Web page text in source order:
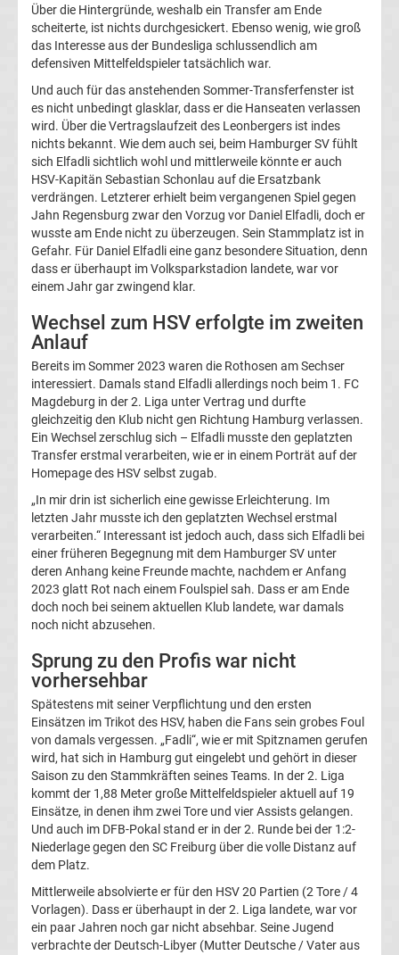
Bielefeld
Bayer
Leverkusen
Transfergerüchte
Bayern
München
Transfergerüchte
Borussia
Dortmund
Transfergerüchte
Borussia
Mönchengladbach
Transfergerüchte
FC
Transfergerüchte
Dynamo
Dresden
Transfergerüchte
Eintracht
Braunschweig
Über die Hintergründe, weshalb ein Transfer am Ende
scheiterte, ist nichts durchgesickert. Ebenso wenig, wie groß
das Interesse aus der Bundesliga schlussendlich am
defensiven Mittelfeldspieler tatsächlich war.
Und auch für das anstehenden Sommer-Transferfenster ist
es nicht unbedingt glasklar, dass er die Hanseaten verlassen
wird. Über die Vertragslaufzeit des Leonbergers ist indes
nichts bekannt. Wie dem auch sei, beim Hamburger SV fühlt
sich Elfadli sichtlich wohl und mittlerweile könnte er auch
HSV-Kapitän Sebastian Schonlau auf die Ersatzbank
verdrängen. Letzterer erhielt beim vergangenen Spiel gegen
Jahn Regensburg zwar den Vorzug vor Daniel Elfadli, doch er
wusste am Ende nicht zu überzeugen. Sein Stammplatz ist in
Gefahr. Für Daniel Elfadli eine ganz besondere Situation, denn
dass er überhaupt im Volksparkstadion landete, war vor
einem Jahr gar zwingend klar.
Wechsel zum HSV erfolgte im zweiten
Anlauf
Bereits im Sommer 2023 waren die Rothosen am Sechser
interessiert. Damals stand Elfadli allerdings noch beim 1. FC
Magdeburg in der 2. Liga unter Vertrag und durfte
gleichzeitig den Klub nicht gen Richtung Hamburg verlassen.
Ein Wechsel zerschlug sich – Elfadli musste den geplatzten
Transfer erstmal verarbeiten, wie er in einem Porträt auf der
Homepage des HSV selbst zugab.
„In mir drin ist sicherlich eine gewisse Erleichterung. Im
letzten Jahr musste ich den geplatzten Wechsel erstmal
verarbeiten.“ Interessant ist jedoch auch, dass sich Elfadli bei
einer früheren Begegnung mit dem Hamburger SV unter
deren Anhang keine Freunde machte, nachdem er Anfang
2023 glatt Rot nach einem Foulspiel sah. Dass er am Ende
doch noch bei seinem aktuellen Klub landete, war damals
noch nicht abzusehen.
Sprung zu den Profis war nicht
vorhersehbar
Spätestens mit seiner Verpflichtung und den ersten
Einsätzen im Trikot des HSV, haben die Fans sein grobes Foul
von damals vergessen. „Fadli“, wie er mit Spitznamen gerufen
wird, hat sich in Hamburg gut eingelebt und gehört in dieser
Saison zu den Stammkräften seines Teams. In der 2. Liga
kommt der 1,88 Meter große Mittelfeldspieler aktuell auf 19
Einsätze, in denen ihm zwei Tore und vier Assists gelangen.
Und auch im DFB-Pokal stand er in der 2. Runde bei der 1:2-
Niederlage gegen den SC Freiburg über die volle Distanz auf
dem Platz.
Mittlerweile absolvierte er für den HSV 20 Partien (2 Tore / 4
Vorlagen). Dass er überhaupt in der 2. Liga landete, war vor
ein paar Jahren noch gar nicht absehbar. Seine Jugend
verbrachte der Deutsch-Libyer (Mutter Deutsche / Vater aus